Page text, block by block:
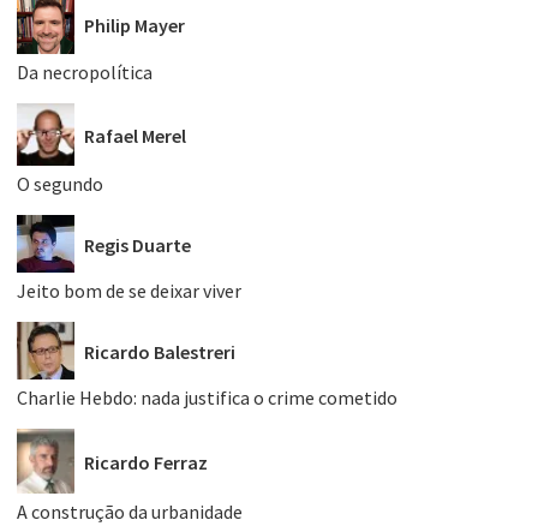
Philip Mayer
Da necropolítica
Rafael Merel
O segundo
Regis Duarte
Jeito bom de se deixar viver
Ricardo Balestreri
Charlie Hebdo: nada justifica o crime cometido
Ricardo Ferraz
A construção da urbanidade